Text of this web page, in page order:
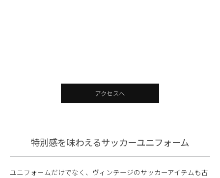
アクセスへ
特別感を味わえるサッカーユニフォーム
ユニフォームだけでなく、ヴィンテージのサッカーアイテムも古